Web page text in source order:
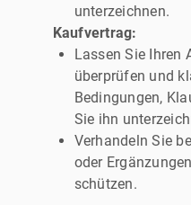
unterzeichnen.
Kaufvertrag:
Lassen Sie Ihren
überprüfen und
Bedingungen,
Sie ihn
Verhandeln Sie
oder
schützen.